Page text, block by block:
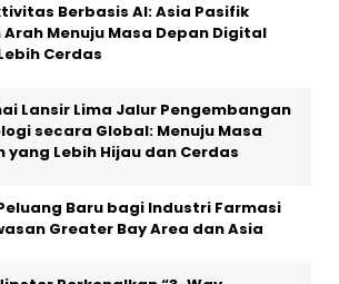
Berbasis AI: Asia Pasifik
Arah Menuju Masa Depan Digital
Cerdas
Lansir Lima Jalur Pengembangan
secara Global: Menuju Masa
yang Lebih Hijau dan Cerdas
Baru bagi Industri Farmasi
Greater Bay Area dan Asia